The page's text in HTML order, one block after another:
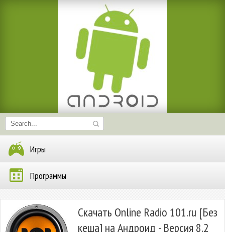
Игры
Программы
Скачать Online Radio 101.ru [Без
кеша] на Андроид - Версия 8.2